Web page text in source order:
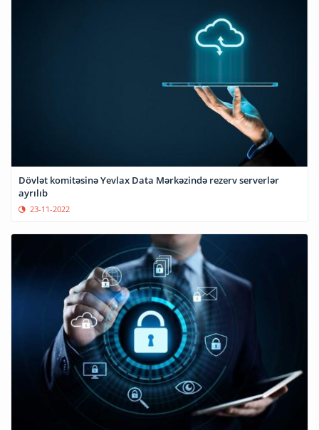
Dövlət komitəsinə Yevlax Data Mərkəzində rezerv serverlər
ayrılıb
23-11-2022